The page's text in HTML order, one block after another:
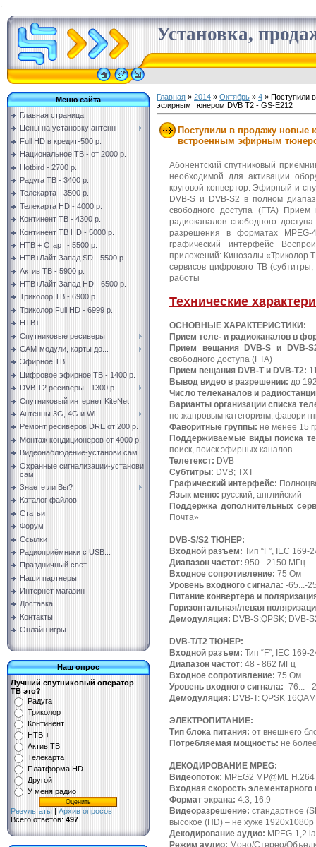
Установка,
Меню сайта
Главная страница
Цены на установку антенн
Full HD в кредит-500 р.
Национальное ТВ - от 2000 р.
Hotbird - 2700 р.
Радуга ТВ - 3400 р.
Телекарта - 3500 р.
Телекарта HD - 4000 р.
Континент ТВ - 4300 р.
Континент ТВ HD - 5000 р.
НТВ + Старт - 5500 р.
НТВ+Лайт Запад SD - 5500 р.
Актив ТВ - 5900 р.
НТВ+Лайт Запад HD - 6500 р.
Триколор ТВ - 6900 р.
Триколор Full HD - 6999 р.
НТВ+
Спутниковые ресиверы
CAM-модули, карты до...
Эфирное ТВ
Цифровое эфирное ТВ - 1400 р.
DVB T2 ресиверы - 1300 р.
Спутниковый интернет KiteNet
Антенны 3G, 4G и Wi-...
Ремонт ресиверов DRE от 200 р.
Монтаж кондиционеров от 4000 р.
Видеонаблюдение-установи сам
Охранные сигнализации-установи
сам
Знаете ли Вы?
Каталог файлов
Статьи
Форум
Ссылки
Радиоприёмники с USB...
Праздничный свет
Наши партнеры
Интернет магазин
Доставка
Контакты
Онлайн игры
Наш опрос
Лучший спутниковый оператор
ТВ это?
Радуга
Триколор
Континент
НТВ +
Актив ТВ
Телекарта
Платформа HD
Другой
У меня радио
Результаты | Архив опросов
Всего ответов: 497
Главная » 2014 » Октябрь » 4 » Поступили
эфирным тюнером DVB T2 - GS-E212
Поступили в продажу новые
встроенным эфирным
Абонентский спутниковый
необходимой для активации
круговой конвертор. Эфирный и
DVB-S и DVB-S2 в полном
свободного доступа (FTA)
радиоканалов свободного
разрешения в форматах
графический интерфейс
приложений: Кинозалы «Триколор
сервисов цифрового ТВ
работы
Технические
ОСНОВНЫЕ ХАРАКТЕРИСТИКИ:
Прием теле- и радиоканалов в
Прием вещания DVB-S и DVB-
свободного доступа (FTA)
Прием вещания DVB-T и DVB-T2:
Вывод видео в разрешении: до
Число телеканалов и
Варианты организации списка
по жанровым категориям,
Фаворитные группы: не менее 15
Поддерживаемые виды поиска
поиск, поиск эфирных каналов
Телетекст: DVB
Субтитры: DVB; TXT
Графический интерфейс:
Язык меню: русский, английский
Поддержка дополнительных
Почта»
DVB-S/S2 ТЮНЕР:
Входной разъем: Тип “F”, IEC 169-
Диапазон частот: 950 - 2150 МГц
Входное сопротивление: 75 Ом
Уровень входного сигнала: -65...-
Питание конвертера и
Горизонтальная/левая
Демодуляция: DVB-S:QPSK; DVB-
DVB-T/T2 ТЮНЕР:
Входной разъем: Тип “F”, IEC 169-
Диапазон частот: 48 - 862 МГц
Входное сопротивление: 75 Ом
Уровень входного сигнала: -76... -
Демодуляция: DVB-T: QPSK
ЭЛЕКТРОПИТАНИЕ:
Тип блока питания: от внешнего
Потребляемая мощность: не
ДЕКОДИРОВАНИЕ MPEG:
Видеопоток: MPEG2 MP@ML
Входная скорость элементарного
Формат экрана: 4:3, 16:9
Видеоразрешение: cтандартное
высокое (HD) – не хуже 1920x1080p
Декодирование аудио: MPEG-1,2
Режим аудио: Моно/Стерео/